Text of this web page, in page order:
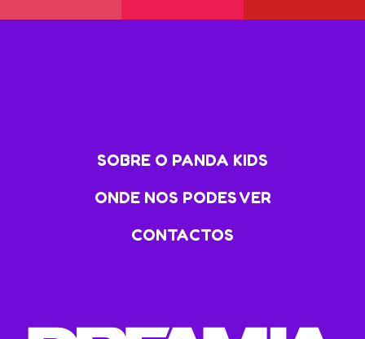
SOBRE O PANDA KIDS
ONDE NOS PODES VER
CONTACTOS